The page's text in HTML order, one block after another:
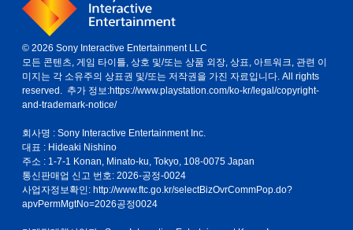
© 2026 Sony Interactive Entertainment LLC
모든 콘텐츠, 게임 타이틀, 상호 및/또는 상품 외장, 상표, 아트워크, 관련 이
미지는 각 소유주의 상표권 및/또는 저작권을 가진 자료입니다. All rights
reserved. 추가 정보:https://www.playstation.com/ko-kr/legal/copyright-
and-trademark-notice/
회사명 : Sony Interactive Entertainment Inc.
대표 : Hideaki Nishino
주소 : 1-7-1 Konan, Minato-ku, Tokyo, 108-0075 Japan
통신판매업 신고 번호: 2026-공정-0024
사업자정보확인: http://www.ftc.go.kr/selectBizOvrCommPop.do?
apvPermMgtNo=2026공정0024